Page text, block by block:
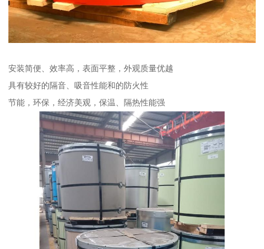
安装简便、效率高，表面平整，外观质量优越
具有较好的隔音、吸音性能和的防火性
节能，环保，经济美观，保温、隔热性能强